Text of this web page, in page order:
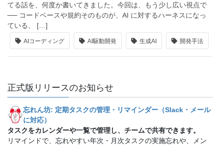
てる話を、何度か書いてきました。今回は、もう少し広い視点で
── コードベースや規約そのものが、AI に対するハーネスになっ
ている、 […]
AIコーディング AI駆動開発 生成AI 開発手法
正式版リリースのお知らせ
忘れん坊: 定期タスクの管理・リマインダー（Slack・メール
に対応）
タスクをカレンダーや一覧で管理し、チームで共有できます。
リマインドで、忘れやすい年次・月次タスクの実施忘れや、メン